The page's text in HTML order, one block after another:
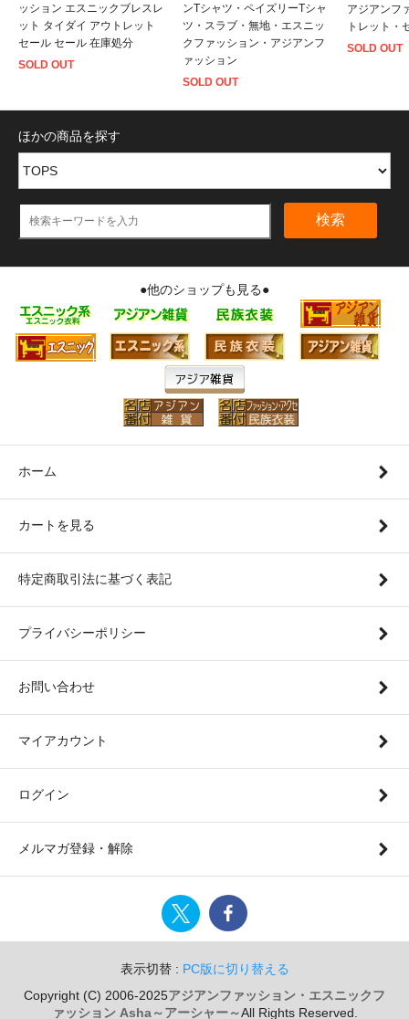
ッション エスニックブレスレ
ット タイダイ アウトレット
セール セール 在庫処分
SOLD OUT
ンTシャツ・ペイズリーTシャ
ツ・スラブ・無地・エスニッ
クファッション・アジアンフ
ァッション
SOLD OUT
アジアンフ
トレット・
SOLD OUT
ほかの商品を探す
検索
●他のショップも見る●
ホーム
カートを見る
特定商取引法に基づく表記
プライバシーポリシー
お問い合わせ
マイアカウント
ログイン
メルマガ登録・解除
表示切替 : PC版に切り替える
Copyright (C) 2006-2025アジアンファッション・エスニックフ
ァッション Asha～アーシャー～All Rights Reserved.